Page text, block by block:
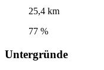
25,4 km
77 %
Untergründe